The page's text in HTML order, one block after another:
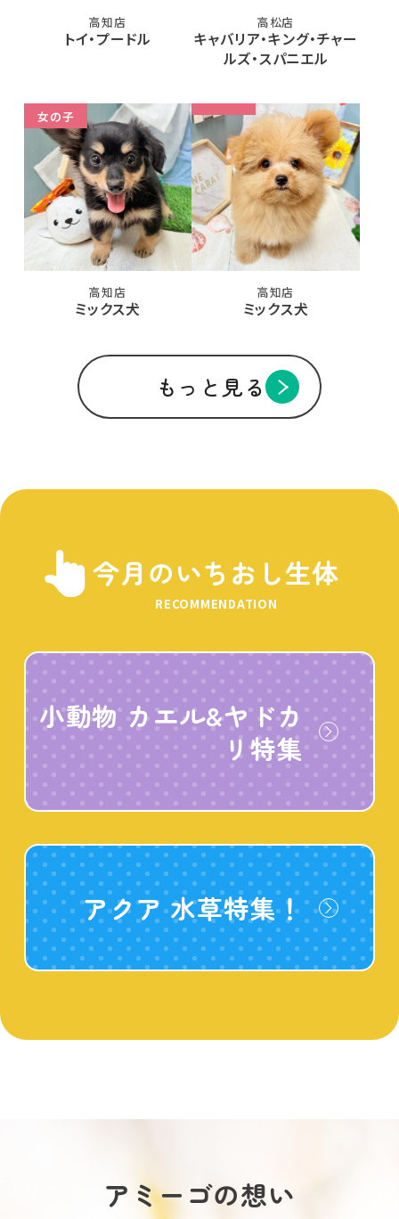
高知店
トイ・プードル
高松店
キャバリア・キング・チャー
ルズ・スパニエル
女の子
高知店
ミックス犬
高知店
ミックス犬
もっと見る
今月のいちおし生体
RECOMMENDATION
小動物 カエル&ヤドカ
リ特集
アクア 水草特集！
アミーゴの想い